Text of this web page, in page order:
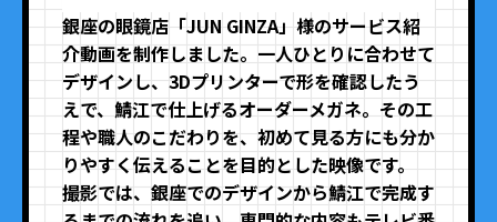
銀座の眼鏡店「JUN GINZA」様のサービス紹
介動画を制作しました。一人ひとりに合わせて
デザインし、3Dプリンターで形を確認したう
えで、鯖江で仕上げるオーダーメガネ。その工
程や職人のこだわりを、初めて見る方にも分か
りやすく伝えることを目的とした映像です。
撮影では、銀座でのデザインから鯖江で完成す